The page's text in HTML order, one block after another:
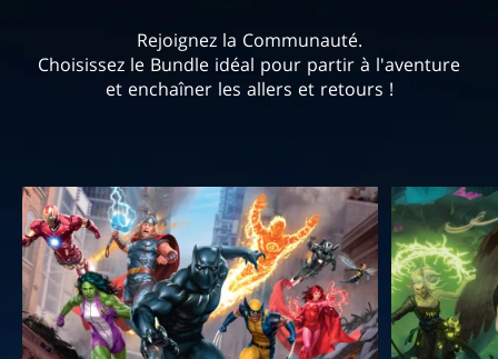
Rejoignez la Communauté.
Choisissez le Bundle idéal pour partir à l'aventure
et enchaîner les allers et retours !